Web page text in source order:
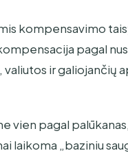
kompensavimo
pagal
ir galiojančių
vien pagal
laikoma „baziniu